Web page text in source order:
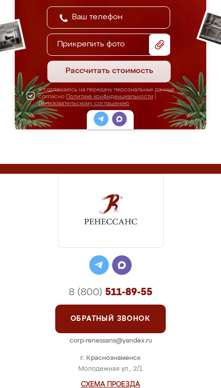
Прикрепить фото
Рассчитать стоимость
Я соглашаюсь на передачу персональных данных
согласно Политике конфиденциальности
Пользовательскому соглашению
г. Краснознаменск
Молодежная ул., 2/1
СХЕМА ПРОЕЗДА
8 (800) 511-89-55
ОБРАТНЫЙ ЗВОНОК
corp-renessans@yandex.ru